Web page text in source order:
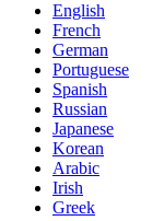
English
French
German
Portuguese
Spanish
Russian
Japanese
Korean
Arabic
Irish
Greek